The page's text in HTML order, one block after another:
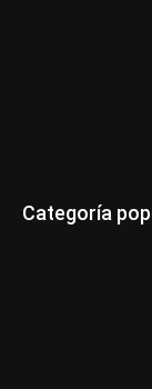
Categoría